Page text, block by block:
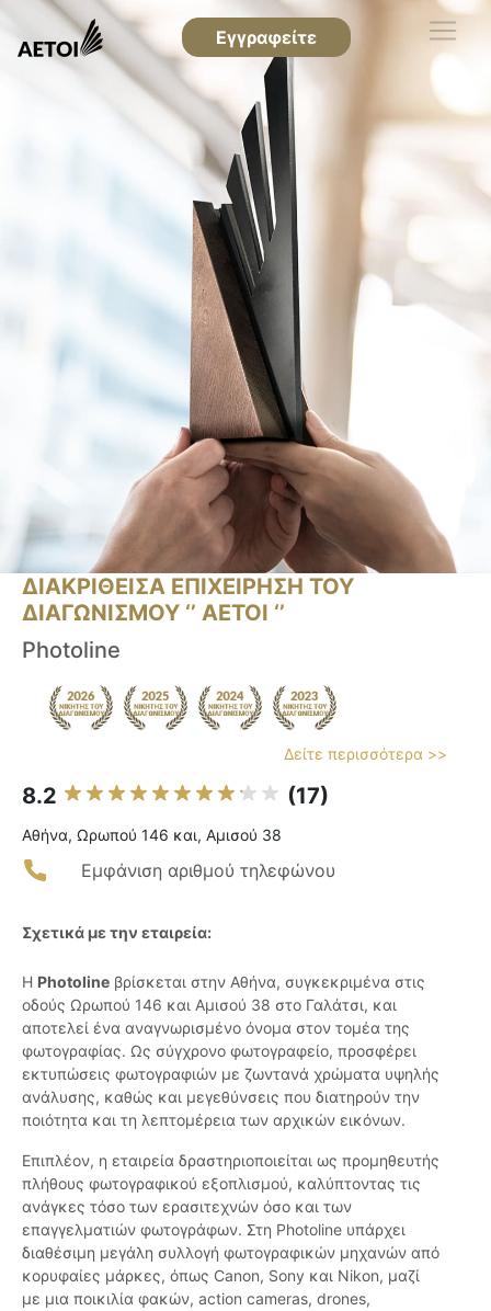
Εγγραφείτε
ΔΙΑΚΡΙΘΕΙΣΑ ΕΠΙΧΕΙΡΗΣΗ ΤΟΥ
ΔΙΑΓΩΝΙΣΜΟΥ ‘’ ΑΕΤΟΙ ‘’
Photoline
Δείτε περισσότερα >>
8.2 (17)
Αθήνα, Ωρωπού 146 και, Αμισού 38
Εμφάνιση αριθμού τηλεφώνου
Σχετικά με την εταιρεία:
Η Photoline βρίσκεται στην Αθήνα, συγκεκριμένα στις
οδούς Ωρωπού 146 και Αμισού 38 στο Γαλάτσι, και
αποτελεί ένα αναγνωρισμένο όνομα στον τομέα της
φωτογραφίας. Ως σύγχρονο φωτογραφείο, προσφέρει
εκτυπώσεις φωτογραφιών με ζωντανά χρώματα υψηλής
ανάλυσης, καθώς και μεγεθύνσεις που διατηρούν την
ποιότητα και τη λεπτομέρεια των αρχικών εικόνων.
Επιπλέον, η εταιρεία δραστηριοποιείται ως προμηθευτής
πλήθους φωτογραφικού εξοπλισμού, καλύπτοντας τις
ανάγκες τόσο των ερασιτεχνών όσο και των
επαγγελματιών φωτογράφων. Στη Photoline υπάρχει
διαθέσιμη μεγάλη συλλογή φωτογραφικών μηχανών από
κορυφαίες μάρκες, όπως Canon, Sony και Nikon, μαζί
με μια ποικιλία φακών, action cameras, drones,